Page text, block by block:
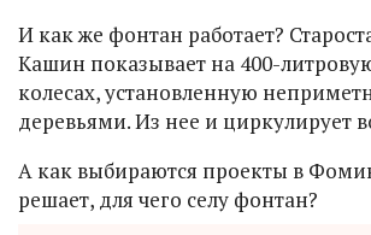
И как же фонтан работает?
Кашин показывает на 400-
колесах, установленную
деревьями. Из нее и циркулирует
А как выбираются проекты в
решает, для чего селу фонтан?